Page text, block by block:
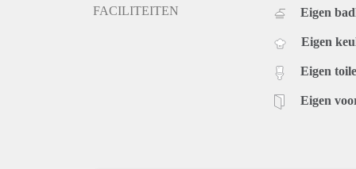
FACILITEITEN Eigen
Eigen
Eigen
Eigen